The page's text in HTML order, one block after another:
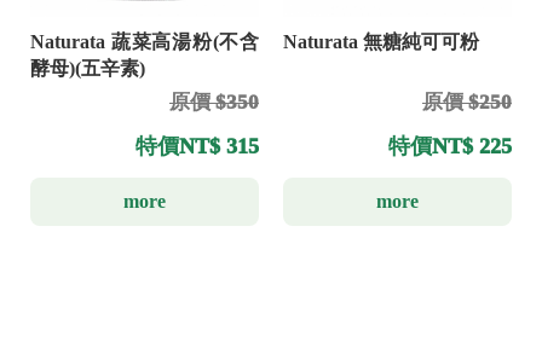
Naturata 蔬菜高湯粉(不含
酵母)(五辛素)
原價 $350
特價NT$ 315
more
Naturata 無糖純可可粉
原價 $250
特價NT$ 225
more